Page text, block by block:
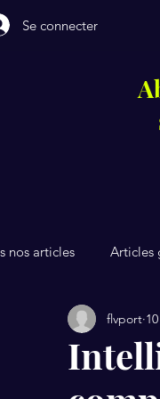
Se connecter
nos articles Articles
flvport